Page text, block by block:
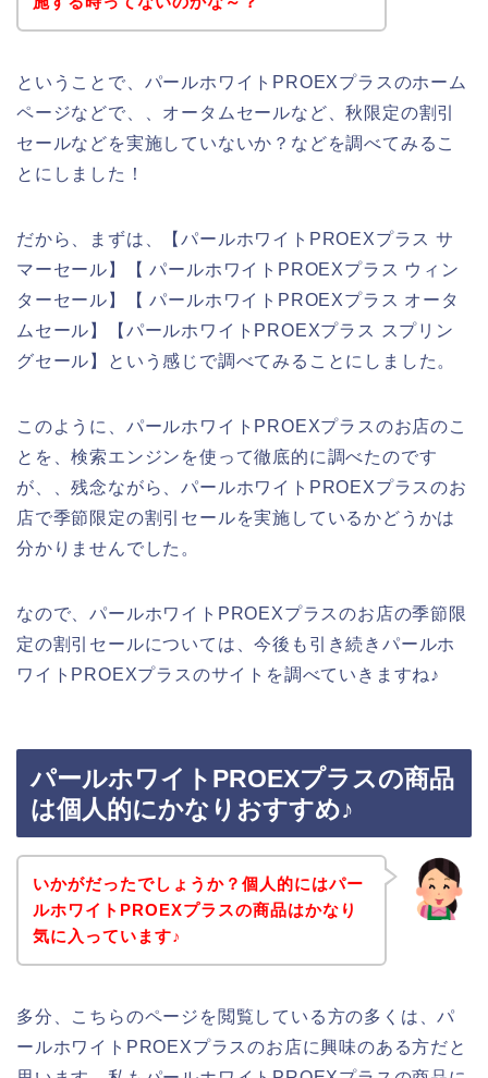
ということで、パールホワイトPROEXプラスのホーム
ページなどで、、オータムセールなど、秋限定の割引
セールなどを実施していないか？などを調べてみるこ
とにしました！
だから、まずは、【パールホワイトPROEXプラス サ
マーセール】【 パールホワイトPROEXプラス ウィン
ターセール】【 パールホワイトPROEXプラス オータ
ムセール】【パールホワイトPROEXプラス スプリン
グセール】という感じで調べてみることにしました。
このように、パールホワイトPROEXプラスのお店のこ
とを、検索エンジンを使って徹底的に調べたのです
が、、残念ながら、パールホワイトPROEXプラスのお
店で季節限定の割引セールを実施しているかどうかは
分かりませんでした。
なので、パールホワイトPROEXプラスのお店の季節限
定の割引セールについては、今後も引き続きパールホ
ワイトPROEXプラスのサイトを調べていきますね♪
パールホワイトPROEXプラスの商品
は個人的にかなりおすすめ♪
いかがだったでしょうか？個人的にはパー
ルホワイトPROEXプラスの商品はかなり
気に入っています♪
多分、こちらのページを閲覧している方の多くは、パ
ールホワイトPROEXプラスのお店に興味のある方だと